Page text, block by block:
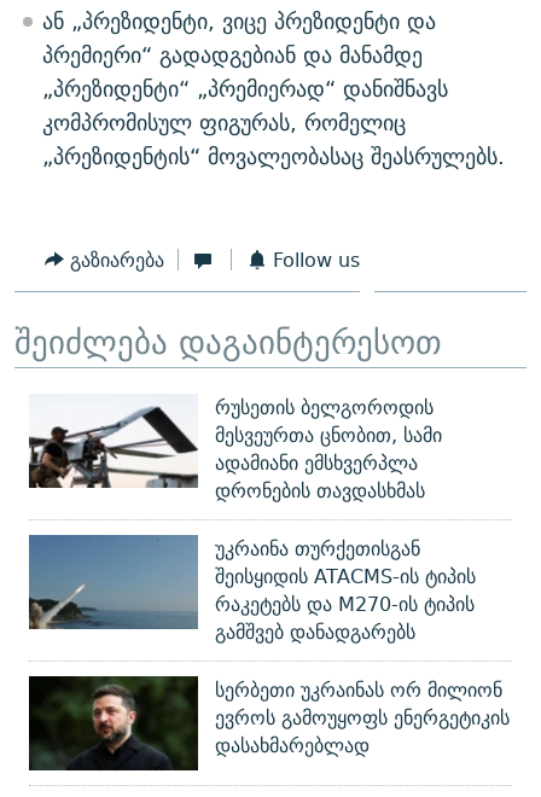
ან „პრეზიდენტი, ვიცე პრეზიდენტი და
პრემიერი“ გადადგებიან და მანამდე
„პრეზიდენტი“ „პრემიერად“ დანიშნავს
კომპრომისულ ფიგურას, რომელიც
„პრეზიდენტის“ მოვალეობასაც შეასრულებს.
გაზიარება Follow us
შეიძლება დაგაინტერესოთ
რუსეთის ბელგოროდის
მესვეურთა ცნობით, სამი
ადამიანი ემსხვერპლა
დრონების თავდასხმას
უკრაინა თურქეთისგან
შეისყიდის ATACMS-ის ტიპის
რაკეტებს და M270-ის ტიპის
გამშვებ დანადგარებს
სერბეთი უკრაინას ორ მილიონ
ევროს გამოუყოფს ენერგეტიკის
დასახმარებლად